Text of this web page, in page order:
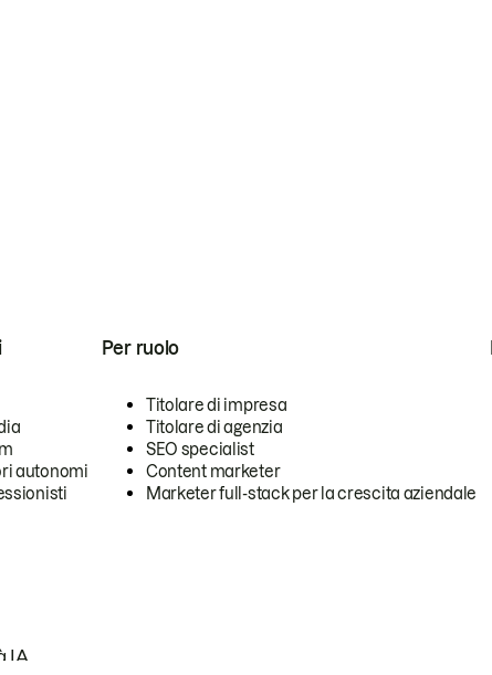
autonomi
Per ruolo
Titolare di impresa
Titolare di agenzia
SEO specialist
Content marketer
Marketer full-stack per la crescita aziendale
IA.